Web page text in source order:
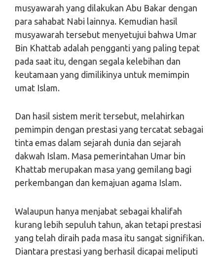
musyawarah yang dilakukan Abu Bakar dengan
para sahabat Nabi lainnya. Kemudian hasil
musyawarah tersebut menyetujui bahwa Umar
Bin Khattab adalah pengganti yang paling tepat
pada saat itu, dengan segala kelebihan dan
keutamaan yang dimilikinya untuk memimpin
umat Islam.
Dan hasil sistem merit tersebut, melahirkan
pemimpin dengan prestasi yang tercatat sebagai
tinta emas dalam sejarah dunia dan sejarah
dakwah Islam. Masa pemerintahan Umar bin
Khattab merupakan masa yang gemilang bagi
perkembangan dan kemajuan agama Islam.
Walaupun hanya menjabat sebagai khalifah
kurang lebih sepuluh tahun, akan tetapi prestasi
yang telah diraih pada masa itu sangat signifikan.
Diantara prestasi yang berhasil dicapai meliputi